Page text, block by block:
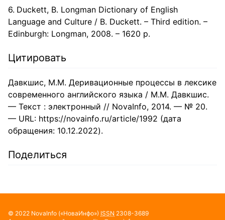
Duckett, B. Longman Dictionary of English
Language and Culture / B. Duckett. – Third edition. –
Edinburgh: Longman, 2008. – 1620 p.
Цитировать
Давкшис, М.М. Деривационные процессы в лексике
современного английского языка / М.М. Давкшис.
— Текст : электронный // NovaInfo, 2014. — № 20.
— URL: https://novainfo.ru/article/1992 (дата
обращения: 10.12.2022).
Поделиться
© 2022 NovaInfo («НоваИнфо») ISSN 2308-3689